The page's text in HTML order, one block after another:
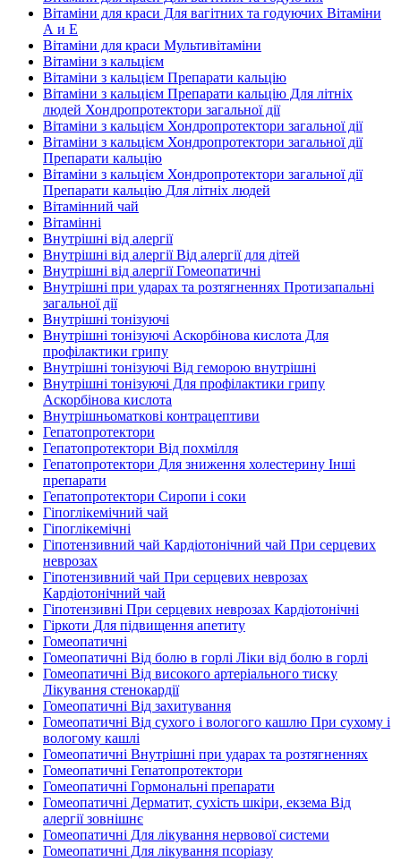
Вітаміни для краси Для вагітних та годуючих Вітаміни
А и E
Вітаміни для краси Мультивітаміни
Вітаміни з кальцієм
Вітаміни з кальцієм Препарати кальцію
Вітаміни з кальцієм Препарати кальцію Для літніх
людей Хондропротектори загальної дії
Вітаміни з кальцієм Хондропротектори загальної дії
Вітаміни з кальцієм Хондропротектори загальної дії
Препарати кальцію
Вітаміни з кальцієм Хондропротектори загальної дії
Препарати кальцію Для літніх людей
Вітамінний чай
Вітамінні
Внутрішні від алергії
Внутрішні від алергії Від алергії для дітей
Внутрішні від алергії Гомеопатичні
Внутрішні при ударах та розтягненнях Протизапальні
загальної дії
Внутрішні тонізуючі
Внутрішні тонізуючі Аскорбінова кислота Для
профілактики грипу
Внутрішні тонізуючі Від геморою внутрішні
Внутрішні тонізуючі Для профілактики грипу
Аскорбінова кислота
Внутрішньоматкові контрацептиви
Гепатопротектори
Гепатопротектори Від похмілля
Гепатопротектори Для зниження холестерину Інші
препарати
Гепатопротектори Сиропи і соки
Гіпоглікемічний чай
Гіпоглікемічні
Гіпотензивний чай Кардіотонічний чай При серцевих
неврозах
Гіпотензивний чай При серцевих неврозах
Кардіотонічний чай
Гіпотензивні При серцевих неврозах Кардіотонічні
Гіркоти Для підвищення апетиту
Гомеопатичні
Гомеопатичні Від болю в горлі Ліки від болю в горлі
Гомеопатичні Від високого артеріального тиску
Лікування стенокардії
Гомеопатичні Від захитування
Гомеопатичні Від сухого і вологого кашлю При сухому і
вологому кашлі
Гомеопатичні Внутрішні при ударах та розтягненнях
Гомеопатичні Гепатопротектори
Гомеопатичні Гормональні препарати
Гомеопатичні Дерматит, сухість шкіри, екзема Від
алергії зовнішнє
Гомеопатичні Для лікування нервової системи
Гомеопатичні Для лікування псоріазу